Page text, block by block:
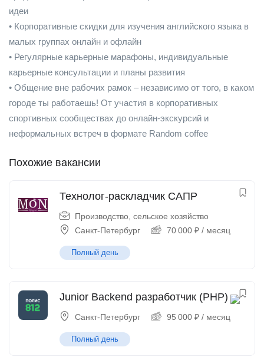
идеи
• Корпоративные скидки для изучения английского языка в
малых группах онлайн и офлайн
• Регулярные карьерные марафоны, индивидуальные
карьерные консультации и планы развития
• Общение вне рабочих рамок – независимо от того, в каком
городе ты работаешь! От участия в корпоративных
спортивных сообществах до онлайн-экскурсий и
неформальных встреч в формате Random coffee
Похожие вакансии
Технолог-раскладчик САПР
Производство, сельское хозяйство
Санкт-Петербург
70 000 ₽ / месяц
Полный день
Junior Backend разработчик (PHP)
Санкт-Петербург 95 000 ₽ / месяц
Полный день